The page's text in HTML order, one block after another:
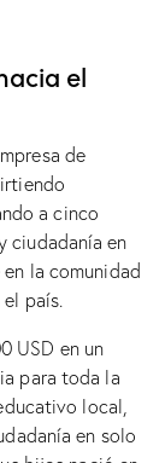
el
de
a cinco
ciudadanía en
la comunidad
país.
USD en un
para toda la
local,
en solo